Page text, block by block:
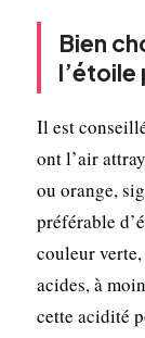
Bien
Il est
ont l’air
ou orange,
préférable
couleur
acides, à
cette acidité